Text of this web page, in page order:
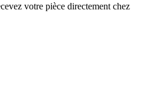
votre pièce directement chez